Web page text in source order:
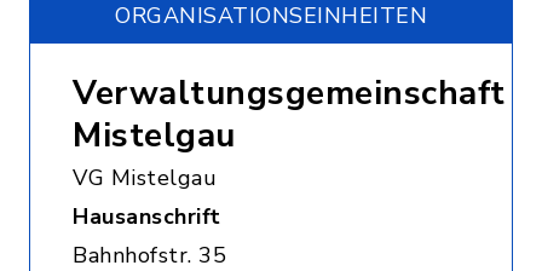
ORGANISATIONS­EINHEITEN
Verwaltungsgemeinschaft
Mistelgau
VG Mistelgau
Hausanschrift
Bahnhofstr. 35